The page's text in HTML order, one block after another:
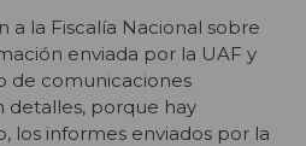
a la Fiscalía Nacional sobre
enviada por la UAF y
de comunicaciones
detalles, porque hay
los informes enviados por la